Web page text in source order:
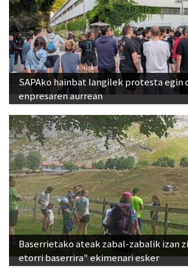
SAPAko hainbat langilek protesta egin
enpresaren aurrean
Baserrietako ateak zabal-zabalik izan
etorri baserrira" ekimenari esker